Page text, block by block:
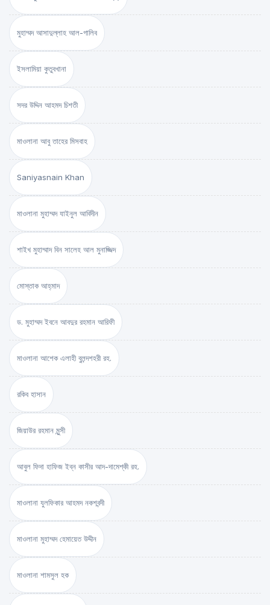
মুহাম্মদ আসাদুল্লাহ আল-গালিব
ইসলামিয়া কুতুবখানা
সদর উদ্দিন আহমদ চিশতী
মাওলানা আবু তাহের মিসবাহ
Saniyasnain Khan
মাওলানা মুহাম্মদ যাইনুল আবিদীন
শাইখ মুহাম্মাদ বিন সালেহ আল মুনাজ্জিদ
মোস্তাক আহ্‌মাদ
ড. মুহাম্মদ ইবনে আবদুর রহমান আরিফী
মাওলানা আশেক এলাহী বুলন্দশহরী রহ.
রকিব হাসান
জিয়াউর রহমান মুন্সী
আবুল ফিদা হাফিজ ইব্‌ন কাসীর আদ-দামেশ্‌কী রহ.
মাওলানা যুলফিকার আহমদ নকশবন্দী
মাওলানা মুহাম্মদ হেমায়েত উদ্দীন
মাওলানা শামসুল হক